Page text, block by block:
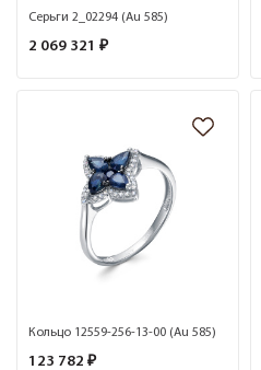
Серьги 2_02294 (Au 585)
2 069 321 ₽
Кольцо 12559-256-13-00 (Au 585)
123 782 ₽